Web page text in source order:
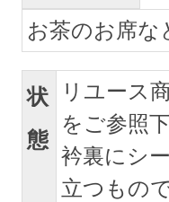
お茶のお席な
状
態
リユース
をご参照
衿裏にシ
立つもの